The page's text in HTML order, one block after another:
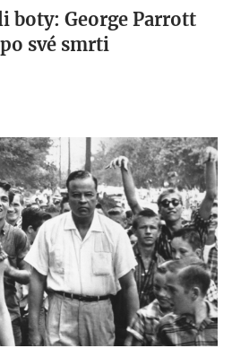
boty: George Parrott
své smrti